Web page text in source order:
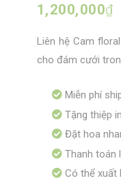
1,200,000₫
Liên hệ Cam
cho đám cưới
Miễn phí
Tặng thiệp
Đặt hoa
Thanh toán
Có thể xuất